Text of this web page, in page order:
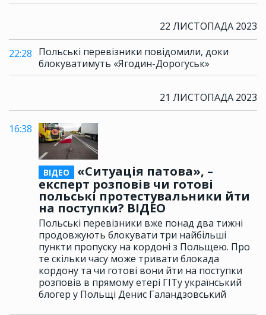
22 ЛИСТОПАДА 2023
22:28 Польські перевізники повідомили, доки
блокуватимуть «Ягодин-Дорогуськ»
21 ЛИСТОПАДА 2023
16:38
ВІДЕО
«Ситуація патова», –
експерт розповів чи готові
польські протестувальники йти
на поступки? ВІДЕО
Польські перевізники вже понад два тижні
продовжують блокувати три найбільші
пункти пропуску на кордоні з Польщею. Про
те скільки часу може тривати блокада
кордону та чи готові вони йти на поступки
розповів в прямому етері ГІТу український
блогер у Польщі Денис Галандзовський